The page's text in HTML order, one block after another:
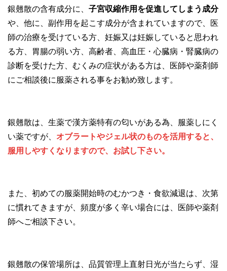
銀翹散の含有成分に、 子宮収縮作用を促進してしまう成分
や、他に、副作用を起こす成分が含まれていますので、医
師の治療を受けている方、妊娠又は妊娠していると思われ
る方、胃腸の弱い方、高齢者、高血圧・心臓病・腎臓病の
診断を受けた方、むくみの症状がある方は、医師や薬剤師
にご相談後に服薬される事をお勧め致します。
銀翹散は、生薬で漢方薬特有の匂いがある為、服薬しにく
い薬ですが、 オブラートやジェル状のものを活用すると、
服用しやすくなりますので、お試し下さい。
また、初めての服薬開始時のむかつき・食欲減退は、次第
に慣れてきますが、頻度が多く辛い場合には、医師や薬剤
師へご相談下さい。
銀翹散の保管場所は、品質管理上直射日光が当たらず、湿